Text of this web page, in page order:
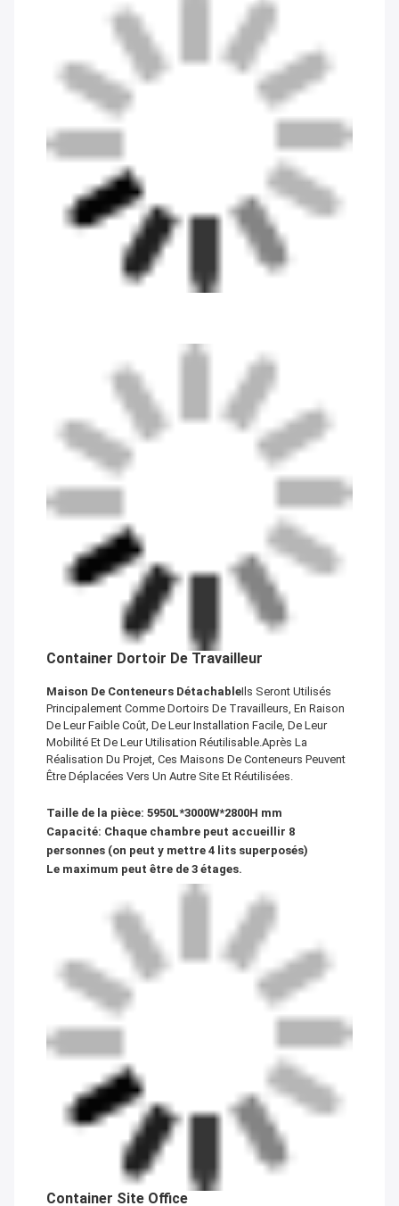
Container Dortoir De Travailleur
Maison De Conteneurs DétachableIls Seront Utilisés
Principalement Comme Dortoirs De Travailleurs, En Raison
De Leur Faible Coût, De Leur Installation Facile, De Leur
Mobilité Et De Leur Utilisation Réutilisable.après La
Réalisation Du Projet, Ces Maisons De Conteneurs Peuvent
Être Déplacées Vers Un Autre Site Et Réutilisées.
Taille de la pièce: 5950L*3000W*2800H mm
Capacité: Chaque chambre peut accueillir 8
personnes (on peut y mettre 4 lits superposés)
Le maximum peut être de 3 étages.
Container Site Office